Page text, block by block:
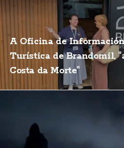
A Oficina de
Turística de Brandomil,
Costa da Morte"